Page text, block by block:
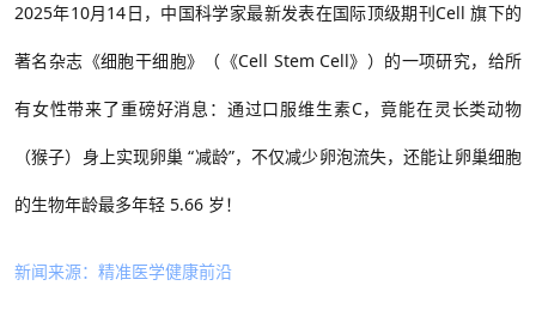
2025年10月14日，中国科学家最新发表在国际顶级期刊Cell 旗下的
著名杂志《细胞干细胞》（《Cell Stem Cell》） 的一项研究，给所
有女性带来了重磅好消息：通过口服维生素C，竟能在灵长类动物
（猴子）身上实现卵巢 “减龄”，不仅减少卵泡流失，还能让卵巢细胞
的生物年龄最多年轻 5.66 岁！
新闻来源：精准医学健康前沿